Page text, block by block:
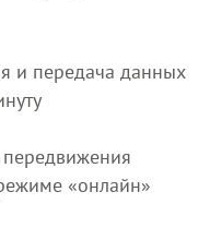
и передача данных
«онлайн»